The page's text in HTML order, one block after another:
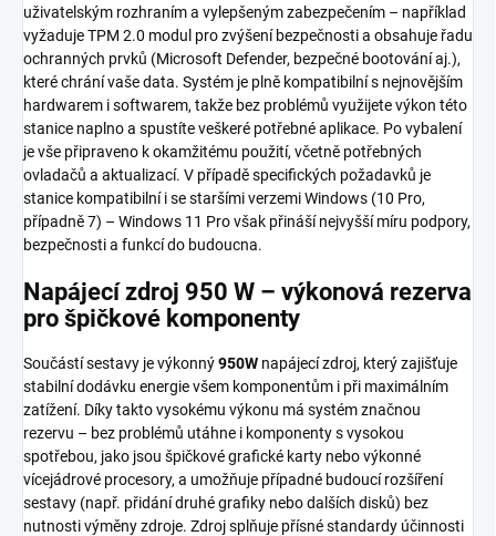
uživatelským rozhraním a vylepšeným zabezpečením – například
vyžaduje TPM 2.0 modul pro zvýšení bezpečnosti a obsahuje řadu
ochranných prvků (Microsoft Defender, bezpečné bootování aj.),
které chrání vaše data. Systém je plně kompatibilní s nejnovějším
hardwarem i softwarem, takže bez problémů využijete výkon této
stanice naplno a spustíte veškeré potřebné aplikace. Po vybalení
je vše připraveno k okamžitému použití, včetně potřebných
ovladačů a aktualizací. V případě specifických požadavků je
stanice kompatibilní i se staršími verzemi Windows (10 Pro,
případně 7) – Windows 11 Pro však přináší nejvyšší míru podpory,
bezpečnosti a funkcí do budoucna.
Napájecí zdroj 950 W – výkonová rezerva
pro špičkové komponenty
Součástí sestavy je výkonný950W napájecí zdroj, který zajišťuje
stabilní dodávku energie všem komponentům i při maximálním
zatížení. Díky takto vysokému výkonu má systém značnou
rezervu – bez problémů utáhne i komponenty s vysokou
spotřebou, jako jsou špičkové grafické karty nebo výkonné
vícejádrové procesory, a umožňuje případné budoucí rozšíření
sestavy (např. přidání druhé grafiky nebo dalších disků) bez
nutnosti výměny zdroje. Zdroj splňuje přísné standardy účinnosti